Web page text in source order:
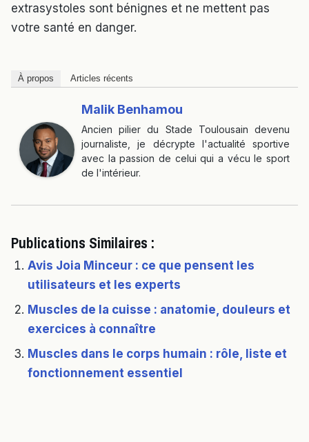
extrasystoles sont bénignes et ne mettent pas
votre santé en danger.
À propos Articles récents
Malik Benhamou
Ancien pilier du Stade Toulousain devenu
journaliste, je décrypte l'actualité sportive
avec la passion de celui qui a vécu le sport
de l'intérieur.
Publications Similaires :
Avis Joia Minceur : ce que pensent les
utilisateurs et les experts
Muscles de la cuisse : anatomie, douleurs et
exercices à connaître
Muscles dans le corps humain : rôle, liste et
fonctionnement essentiel